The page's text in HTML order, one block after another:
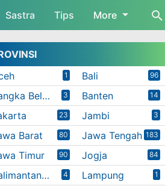
Sastra Tips More
1 Bali 96
Bangka Belitung 3 Banten 14
23 Jambi 3
Barat 80 Jawa Tengah 183
Timur 90 Jogja 84
Kalimantan Timur 4 Lampung 1